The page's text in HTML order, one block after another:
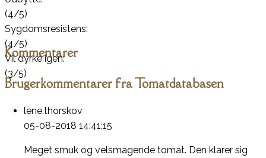
(4/5)
Sygdomsresistens:
(4/5)
Vil dyrke igen:
(3/5)
Kommentarer
Brugerkommentarer fra Tomatdatabasen
lene.thorskov
05-08-2018 14:41:15
Meget smuk og velsmagende tomat. Den klarer sig